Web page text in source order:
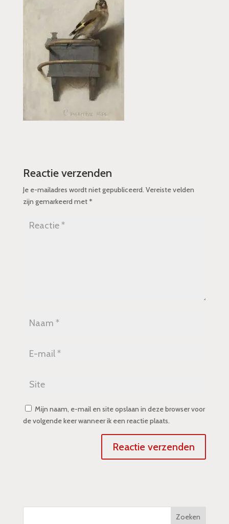
Reactie verzenden
Je e-mailadres wordt niet gepubliceerd. Vereiste velden
zijn gemarkeerd met*
Mijn naam, e-mail en site opslaan in deze browser voor
de volgende keer wanneer ik een reactie plaats.